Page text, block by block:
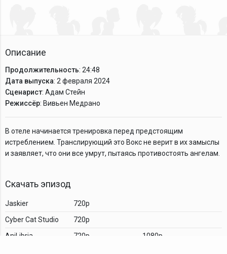
Описание
Продолжительность: 24:48
Дата выпуска: 2 февраля 2024
Сценарист: Адам Стейн
Режиссёр: Вивьен Медрано
В отеле начинается тренировка перед предстоящим
истреблением. Транслирующий это Вокс не верит в их замыслы
и заявляет, что они все умрут, пытаясь противостоять ангелам.
Скачать эпизод
Jaskier
720p
Cyber Cat Studio
720p
AniLibria
720p 1080p